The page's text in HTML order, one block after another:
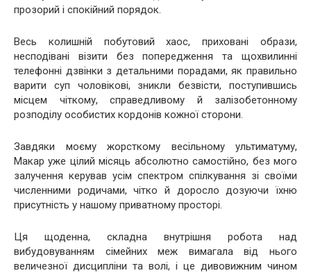
прозорий і спокійний порядок.
Весь колишній побутовий хаос, приховані образи,
несподівані візити без попередження та щохвилинні
телефонні дзвінки з детальними порадами, як правильно
варити суп чоловікові, зникли безвісти, поступившись
місцем чіткому, справедливому й залізобетонному
розподілу особистих кордонів кожної сторони.
Завдяки моєму жорсткому весільному ультиматуму,
Макар уже цілий місяць абсолютно самостійно, без мого
залучення керував усім спектром спілкування зі своїми
численними родичами, чітко й доросло дозуючи їхню
присутність у нашому приватному просторі.
Ця щоденна, складна внутрішня робота над
вибудовуванням сімейних меж вимагала від нього
величезної дисципліни та волі, і це дивовижним чином